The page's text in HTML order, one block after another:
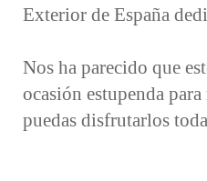
Exterior de España
Nos ha parecido que
ocasión estupenda
puedas disfrutarlos